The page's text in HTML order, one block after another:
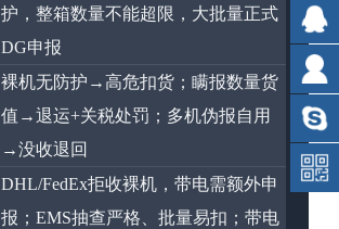
护，整箱数量不能超限，大批量正式
DG申报
裸机无防护→高危扣货；瞒报数量货
值→退运+关税处罚；多机伪报自用
→没收退回
DHL/FedEx拒收裸机，带电需额外申
报；EMS抽查严格、批量易扣；带电